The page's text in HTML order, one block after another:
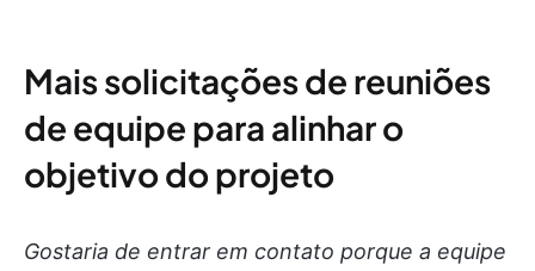
Mais solicitações de reuniões
de equipe para alinhar o
objetivo do projeto
Gostaria de entrar em contato porque a equipe